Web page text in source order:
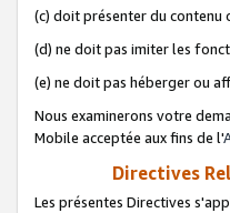
(c) doit présenter du contenu
(d) ne doit pas imiter les
(e) ne doit pas héberger ou
Nous examinerons votre
Mobile acceptée aux fins de l'
Directives
Les présentes Directives